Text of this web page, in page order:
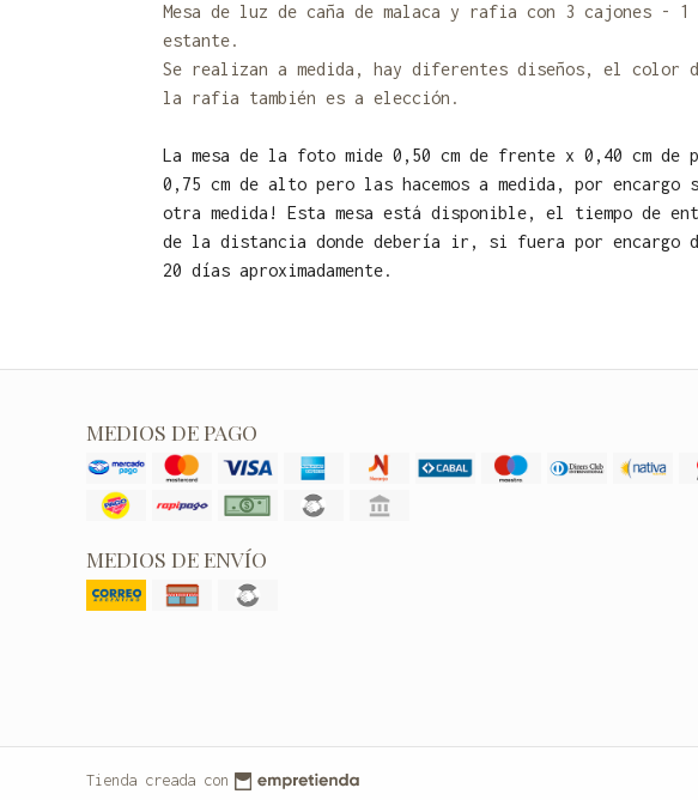
Mesa de luz de caña de malaca y rafia con 3 cajones -
estante.
Se realizan a medida, hay diferentes diseños, el color
la rafia también es a elección.
La mesa de la foto mide 0,50 cm de frente x 0,40 cm de
0,75 cm de alto pero las hacemos a medida, por encargo
otra medida! Esta mesa está disponible, el tiempo de
de la distancia donde debería ir, si fuera por encargo
20 días aproximadamente.
MEDIOS DE PAGO
MEDIOS DE ENVÍO
Tienda creada con